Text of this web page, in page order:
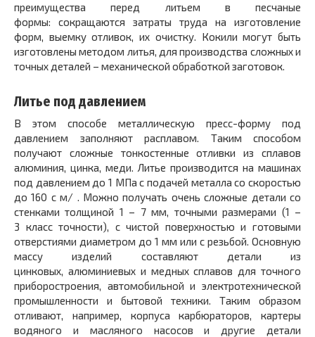
преимущества перед литьем в песчаные
формы: сокращаются затраты труда на изготовление
форм, выемку отливок, их очистку. Кокили могут быть
изготовлены методом литья, для производства сложных и
точных деталей – механической обработкой заготовок.
Литье под давлением
В этом способе металлическую пресс-форму под
давлением заполняют расплавом. Таким способом
получают сложные тонкостенные отливки из сплавов
алюминия, цинка, меди. Литье производится на машинах
под давлением до 1 МПа с подачей металла со скоростью
до 160 с м/ . Можно получать очень сложные детали со
стенками толщиной 1 – 7 мм, точными размерами (1 –
3 класс точности), с чистой поверхностью и готовыми
отверстиями диаметром до 1 мм или с резьбой. Основную
массу изделий составляют детали из
цинковых, алюминиевых и медных сплавов для точного
приборостроения, автомобильной и электротехнической
промышленности и бытовой техники. Таким образом
отливают, например, корпуса карбюраторов, картеры
водяного и масляного насосов и другие детали